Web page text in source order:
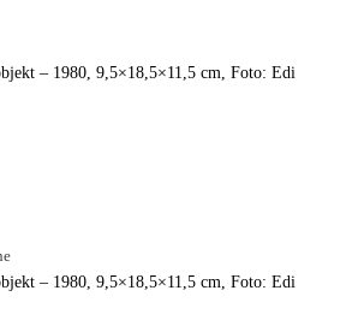
– 1980, 9,5×18,5×11,5 cm, Foto: Edi
– 1980, 9,5×18,5×11,5 cm, Foto: Edi